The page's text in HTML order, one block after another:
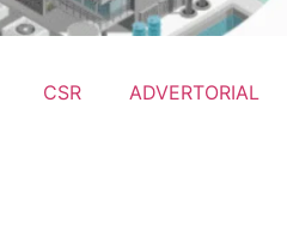
CSR ADVERTORIAL